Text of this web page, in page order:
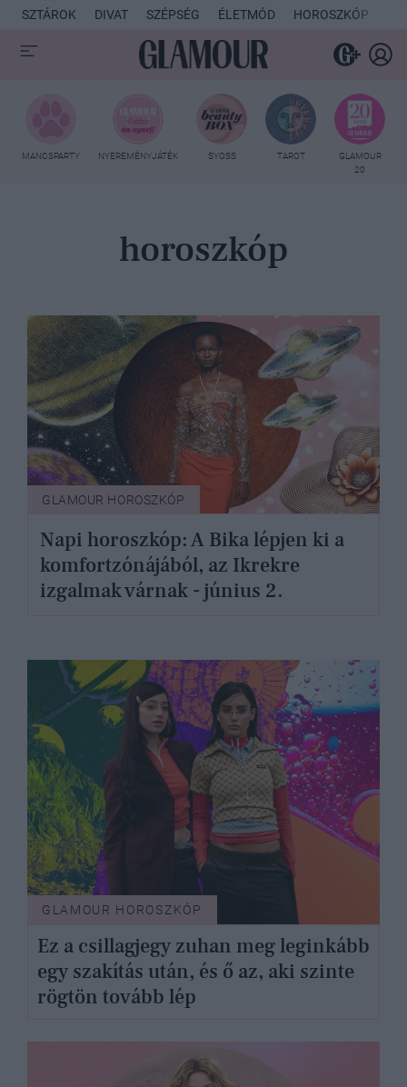
SZTÁROK DIVAT SZÉPSÉG ÉLETMÓD HOROSZKÓP
MANCSPARTY NYEREMÉNYJÁTÉK SYOSS TAROT
GLAMOUR
20
horoszkóp
GLAMOUR HOROSZKÓP
Napi horoszkóp: A Bika lépjen ki a
komfortzónájából, az Ikrekre
izgalmak várnak - június 2.
GLAMOUR HOROSZKÓP
Ez a csillagjegy zuhan meg leginkább
egy szakítás után, és ő az, aki szinte
rögtön tovább lép